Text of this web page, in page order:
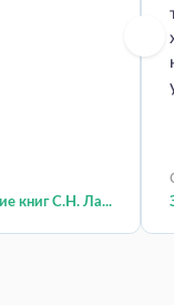
книг С.Н. Ла...